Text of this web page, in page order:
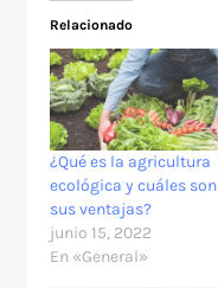
Relacionado
¿Qué es la agricultura
ecológica y cuáles son
sus ventajas?
junio 15, 2022
En «General»